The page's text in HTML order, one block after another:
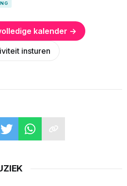
kalender →
insturen